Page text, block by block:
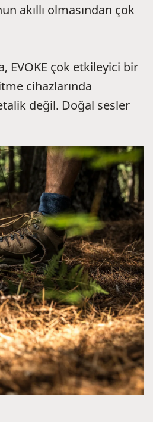
akıllı olmasından çok
EVOKE çok etkileyici bir
cihazlarında
değil. Doğal sesler